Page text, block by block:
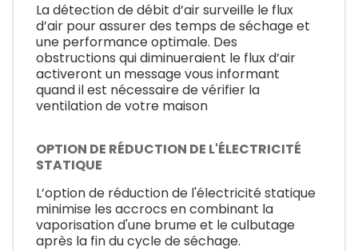
La détection de débit d’air surveille le flux
d’air pour assurer des temps de séchage et
une performance optimale. Des
obstructions qui diminueraient le flux d’air
activeront un message vous informant
quand il est nécessaire de vérifier la
ventilation de votre maison
OPTION DE RÉDUCTION DE L'ÉLECTRICITÉ
STATIQUE
L’option de réduction de l'électricité statique
minimise les accrocs en combinant la
vaporisation d'une brume et le culbutage
après la fin du cycle de séchage.